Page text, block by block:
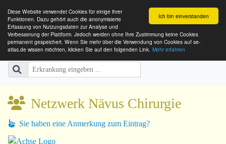
Ich bin einverstanden
Diese Website verwendet Cookies für einige ihrer
Funktionen. Dazu gehört auch die anonymisierte
Erfassung von Nutzungsdaten zur Analyse und
Verbesserung der Plattform. Jedoch werden ohne Ihre Zustimmung keine Cookies
permanent gespeichert. Wenn Sie mehr über die Verwendung von Cookies auf se-
atlas.de wissen möchten, klicken Sie auf den folgenden Link. Mehr erfahren
SE-ATLAS
Versorgungsatlas für Menschen
Netzwerk Nävus Chirurgie
Sie haben eine Anmerkung zum Eintrag?